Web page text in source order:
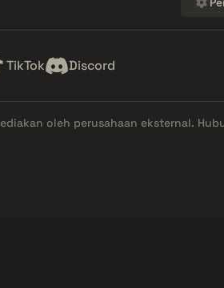
TikTok Discord
oleh perusahaan eksternal.